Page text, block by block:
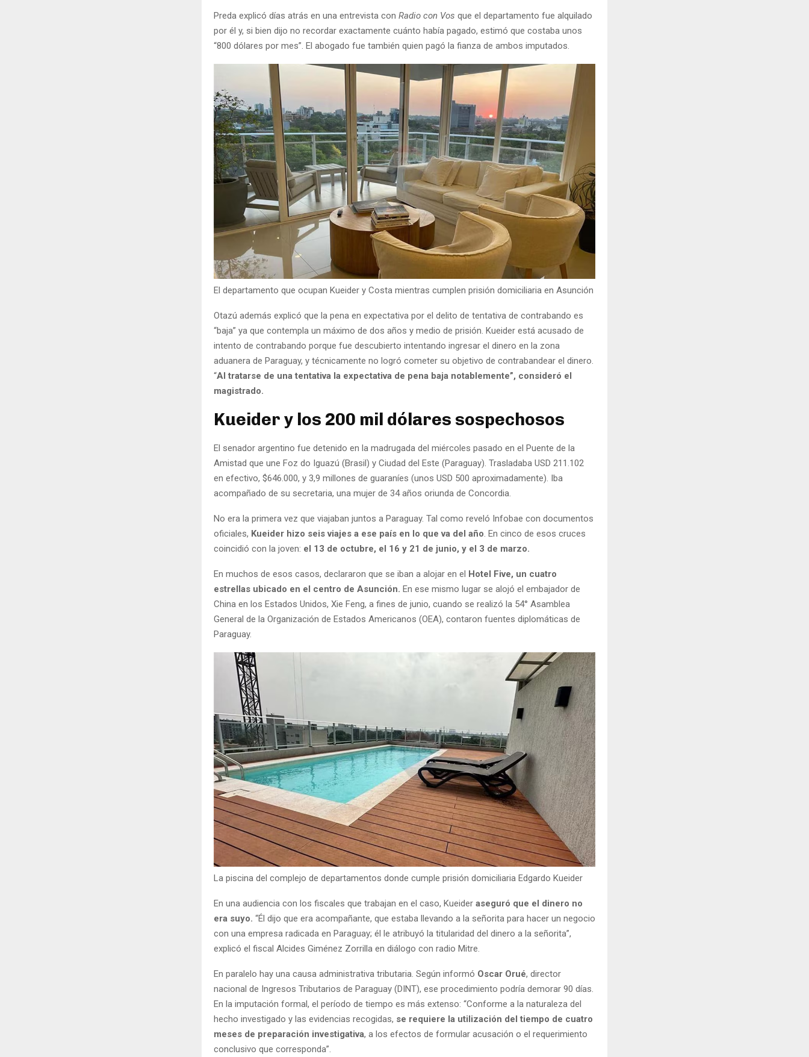
Preda explicó días atrás en una entrevista con Radio con Vos que el departamento fue alquilado
por él y, si bien dijo no recordar exactamente cuánto había pagado, estimó que costaba unos
“800 dólares por mes”. El abogado fue también quien pagó la fianza de ambos imputados.
El departamento que ocupan Kueider y Costa mientras cumplen prisión domiciliaria en Asunción
Otazú además explicó que la pena en expectativa por el delito de tentativa de contrabando es
“baja” ya que contempla un máximo de dos años y medio de prisión. Kueider está acusado de
intento de contrabando porque fue descubierto intentando ingresar el dinero en la zona
aduanera de Paraguay, y técnicamente no logró cometer su objetivo de contrabandear el dinero.
“Al tratarse de una tentativa la expectativa de pena baja notablemente”, consideró el
magistrado.
Kueider y los 200 mil dólares sospechosos
El senador argentino fue detenido en la madrugada del miércoles pasado en el Puente de la
Amistad que une Foz do Iguazú (Brasil) y Ciudad del Este (Paraguay). Trasladaba USD 211.102
en efectivo, $646.000, y 3,9 millones de guaraníes (unos USD 500 aproximadamente). Iba
acompañado de su secretaria, una mujer de 34 años oriunda de Concordia.
No era la primera vez que viajaban juntos a Paraguay. Tal como reveló Infobae con documentos
oficiales, Kueider hizo seis viajes a ese país en lo que va del año. En cinco de esos cruces
coincidió con la joven: el 13 de octubre, el 16 y 21 de junio, y el 3 de marzo.
En muchos de esos casos, declararon que se iban a alojar en el Hotel Five, un cuatro
estrellas ubicado en el centro de Asunción. En ese mismo lugar se alojó el embajador de
China en los Estados Unidos, Xie Feng, a fines de junio, cuando se realizó la 54° Asamblea
General de la Organización de Estados Americanos (OEA), contaron fuentes diplomáticas de
Paraguay.
La piscina del complejo de departamentos donde cumple prisión domiciliaria Edgardo Kueider
En una audiencia con los fiscales que trabajan en el caso, Kueider aseguró que el dinero no
era suyo. “Él dijo que era acompañante, que estaba llevando a la señorita para hacer un negocio
con una empresa radicada en Paraguay; él le atribuyó la titularidad del dinero a la señorita”,
explicó el fiscal Alcides Giménez Zorrilla en diálogo con radio Mitre.
En paralelo hay una causa administrativa tributaria. Según informó Oscar Orué, director
nacional de Ingresos Tributarios de Paraguay (DINT), ese procedimiento podría demorar 90 días.
En la imputación formal, el período de tiempo es más extenso: “Conforme a la naturaleza del
hecho investigado y las evidencias recogidas, se requiere la utilización del tiempo de cuatro
meses de preparación investigativa, a los efectos de formular acusación o el requerimiento
conclusivo que corresponda”.